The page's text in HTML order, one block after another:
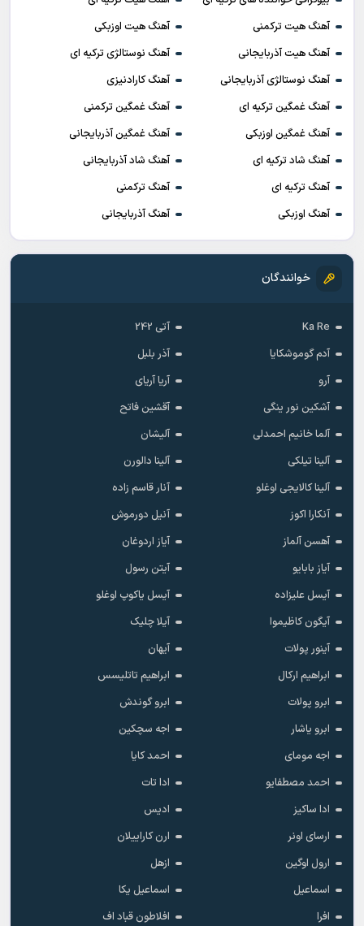
آهنگ هیت ترکمنی
آهنگ هیت اوزبکی
آهنگ هیت آذربایجانی
آهنگ نوستالژی ترکیه ای
آهنگ نوستالژی آذربایجانی
آهنگ کارادنیزی
آهنگ غمگین ترکیه ای
آهنگ غمگین ترکمنی
آهنگ غمگین اوزبکی
آهنگ غمگین آذربایجانی
آهنگ شاد ترکیه ای
آهنگ شاد آذربایجانی
آهنگ ترکیه ای
آهنگ ترکمنی
آهنگ اوزبکی
آهنگ آذربایجانی
خوانندگان
Ka Re
آتی 242
آدم گوموشکایا
آذر بلبل
آرو
آریا آریای
آشکین نور ینگی
آقشین فاتح
آلما خانیم احمدلی
آلیشان
آلینا تیلکی
آلینا دالورن
آلینا کالایجی اوغلو
آنار قاسم زاده
آنکارا اکوز
آنیل دورموش
آهسن آلماز
آیاز اردوغان
آیاز بابایو
آیتن رسول
آیسل علیزاده
آیسل یاکوپ اوغلو
آیگون کاظیموا
آیلا چلیک
آینور پولات
آیهان
ابراهیم ارکال
ابراهیم تاتلیسس
ابرو پولات
ابرو گوندش
ابرو یاشار
اجه سچکین
اجه مومای
احمد کایا
احمد مصطفایو
ادا تات
ادا ساکیز
ادیس
ارسای اونر
ارن کاراییلان
ارول اوگین
ازهل
اسماعیل
اسماعیل یکا
افرا
افلاطون قباد اف